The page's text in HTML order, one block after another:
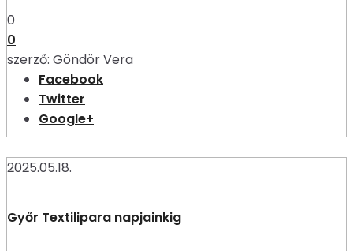
0
0
szerző: Göndör Vera
Facebook
Twitter
Google+
2025.05.18.
Győr Textilipara napjainkig